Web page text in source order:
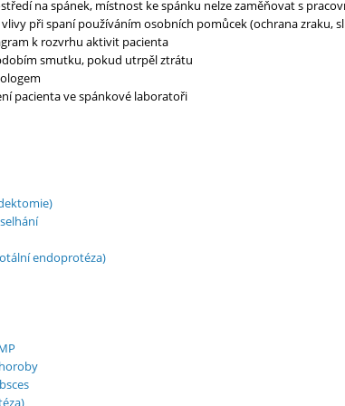
na spánek, místnost ke spánku nelze zaměňovat s
při spaní používáním osobních pomůcek (ochrana zraku,
k rozvrhu aktivit pacienta
smutku, pokud utrpěl ztrátu
pacienta ve spánkové laboratoři
endoprotéza)